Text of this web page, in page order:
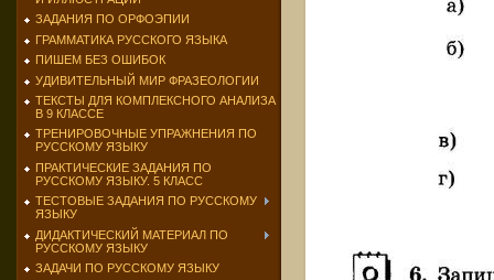
ЗАДАНИЯ ПО ОРФОЭПИИ
ГРАММАТИКА РУССКОГО ЯЗЫКА
ПИШЕМ БЕЗ ОШИБОК
УДИВИТЕЛЬНЫЙ МИР ФРАЗЕОЛОГИИ
ТЕКСТЫ ДЛЯ КОМПЛЕКСНОГО АНАЛИЗА
В 9 КЛАССЕ
ТРЕНИРОВОЧНЫЕ УПРАЖНЕНИЯ ПО
РУССКОМУ ЯЗЫКУ
ПРАКТИЧЕСКИЕ ЗАДАНИЯ ПО
РУССКОМУ ЯЗЫКУ. 5 КЛАСС
ТЕСТОВЫЕ ЗАДАНИЯ ПО РУССКОМУ
ЯЗЫКУ
ДИДАКТИЧЕСКИЙ МАТЕРИАЛ ПО
РУССКОМУ ЯЗЫКУ
ЗАДАЧИ ПО РУССКОМУ ЯЗЫКУ